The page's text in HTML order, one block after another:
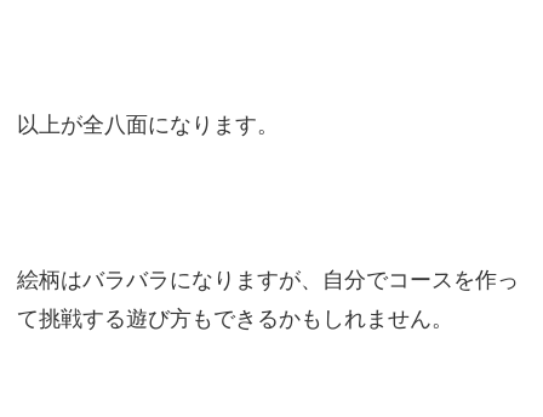
以上が全八面になります。
絵柄はバラバラになりますが、自分でコースを作っ
て挑戦する遊び方もできるかもしれません。